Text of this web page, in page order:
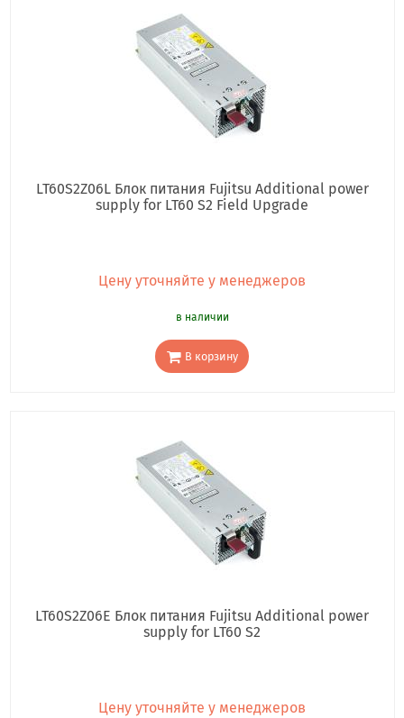
LT60S2Z06L Блок питания Fujitsu Additional power
supply for LT60 S2 Field Upgrade
Цену уточняйте у менеджеров
в наличии
В корзину
LT60S2Z06E Блок питания Fujitsu Additional power
supply for LT60 S2
Цену уточняйте у менеджеров